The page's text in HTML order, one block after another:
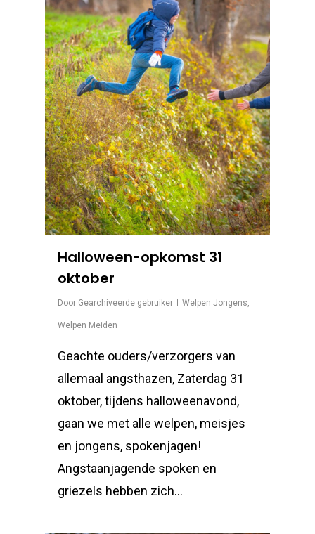
Halloween-opkomst 31
oktober
Door Gearchiveerde gebruiker Welpen Jongens,
Welpen Meiden
Geachte ouders/verzorgers van
allemaal angsthazen, Zaterdag 31
oktober, tijdens halloweenavond,
gaan we met alle welpen, meisjes
en jongens, spokenjagen!
Angstaanjagende spoken en
griezels hebben zich…